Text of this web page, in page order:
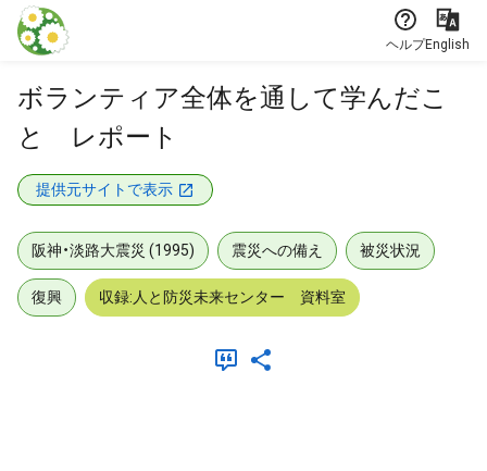
本文に飛ぶ
ヘルプEnglish
ボランティア全体を通して学んだこ
と レポート
提供元サイトで表示
阪神・淡路大震災 (1995) 震災への備え 被災状況
復興 収録:人と防災未来センター 資料室